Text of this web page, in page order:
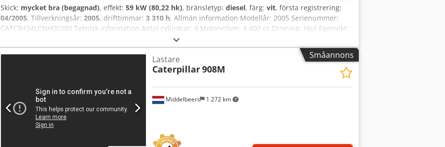
Skick: mycket bra (begagnad), effekt: 59 kW (80,22 hk), bränsletyp: diesel, färg: vit, första registrering:
04/2005, Tillverkningsår: 2005, drifttimmar: 3 310 h, Allmän information Modellår: 2005 Serienummer:
CATCB434LCNH00390 Teknisk information Antal cylindrar: 4 Motorvolym: 4 400 cc Drivning: Hjul Egenvikt:
7 500 kg Funktionellt Arbetsbredd: 150 cm Skick Tekniskt skick: mycket bra Optiskt skick: mycket bra
Skador: inga Cedpeyzz E Rsfx Adqsha Finansiell information Pris: På förfrågan Ytterligare information
Småannons
Middelbeers 1 272 km
Lastare
Caterpillar908M